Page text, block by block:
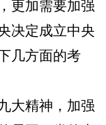
更加需要加强
决定成立中央
几方面的考
大精神，加强